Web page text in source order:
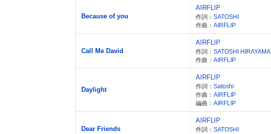
Because of you
AIRFLIP
作詞： SATOSHI
作曲： AIRFLIP
Call Me David
AIRFLIP
作詞： SATOSHI HIRAYAMA
作曲： AIRFLIP
Daylight
AIRFLIP
作詞： Satoshi
作曲： AIRFLIP
編曲： AIRFLIP
Dear Friends
AIRFLIP
作詞： SATOSHI